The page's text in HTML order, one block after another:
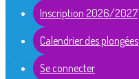
Inscription 2026/2027
Calendrier des plongées
Se connecter